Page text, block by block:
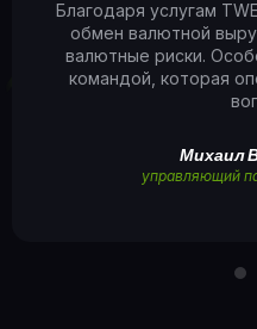
Благодаря услугам
обмен валютной
валютные риски.
командой, которая
Михаил
управляющий